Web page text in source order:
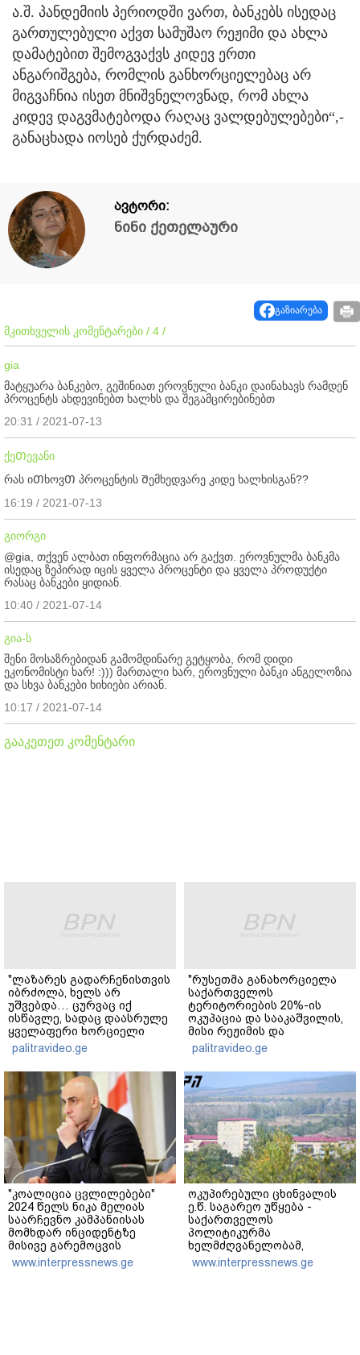
ა.შ. პანდემიის პერიოდში ვართ, ბანკებს ისედაც
გართულებული აქვთ სამუშაო რეჟიმი და ახლა
დამატებით შემოგვაქვს კიდევ ერთი
ანგარიშგება, რომლის განხორციელებაც არ
მიგვაჩნია ისეთ მნიშვნელოვნად, რომ ახლა
კიდევ დაგვმატებოდა რაღაც ვალდებულებები“,-
განაცხადა იოსებ ქურდაძემ.
ავტორი:
ნინი ქეთელაური
გაზიარება
მკითხველის კომენტარები / 4 /
gia
მატყუარა ბანკებო, გეშინიათ ეროვნული ბანკი დაინახავს რამდენ
პროცენტს ახდევინებთ ხალხს და შეგამცირებინებთ
20:31 / 2021-07-13
ქეᲗევანი
რას იᲗხოვᲗ პროცენტის Შემხედვარე კიდე ხალხისგან??
16:19 / 2021-07-13
გიორგი
@gia, თქვენ ალბათ ინფორმაცია არ გაქვთ. ეროვნულმა ბანკმა
ისედაც ზეპირად იცის ყველა პროცენტი და ყველა პროდუქტი
რასაც ბანკები ყიდიან.
10:40 / 2021-07-14
გია-ს
შენი მოსაზრებიდან გამომდინარე გეტყობა, რომ დიდი
ეკონომისტი ხარ! :))) მართალი ხარ, ეროვნული ბანკი ანგელოზია
და სხვა ბანკები ხიხიები არიან.
10:17 / 2021-07-14
გააკეთეთ კომენტარი
"ლაზარეს გადარჩენისთვის
იბრძოლა, ხელს არ
უშვებდა… ცურვაც იქ
ისწავლე, სადაც დაასრულე
ყველაფერი ხორციელი
ცხოვრებიდან" – რას წერს
ხობში დაღუპული დედა-
შვილის ახლობელი?
palitravideo.ge
"რუსეთმა განახორციელა
საქართველოს
ტერიტორიების 20%-ის
ოკუპაცია და სააკაშვილის,
მისი რეჟიმის და
"ნაცმოძრაობის" ღალატი
ვერანაირად ვერ
გადაფარავს ამ
დანაშაულს" - ირაკლი
კობახიძე
palitravideo.ge
"კოალიცია ცვლილებები"
2024 წელს ნიკა მელიას
საარჩევნო კამპანიისას
მომხდარ ინციდენტზე
მისივე გარემოცვის
წევრების - ცოტნე
მირცხულავასა და გაბრიელ
www.interpressnews.ge
ოკუპირებული ცხინვალის
ე.წ. საგარეო უწყება -
საქართველოს
პოლიტიკურმა
ხელმძღვანელობამ,
ირაკლი კობახიძის სახით,
ოფიციალურად აღიარა
www.interpressnews.ge